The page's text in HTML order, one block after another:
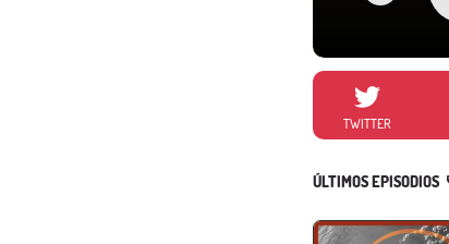
TWITTER
ÚLTIMOS EPISODIOS